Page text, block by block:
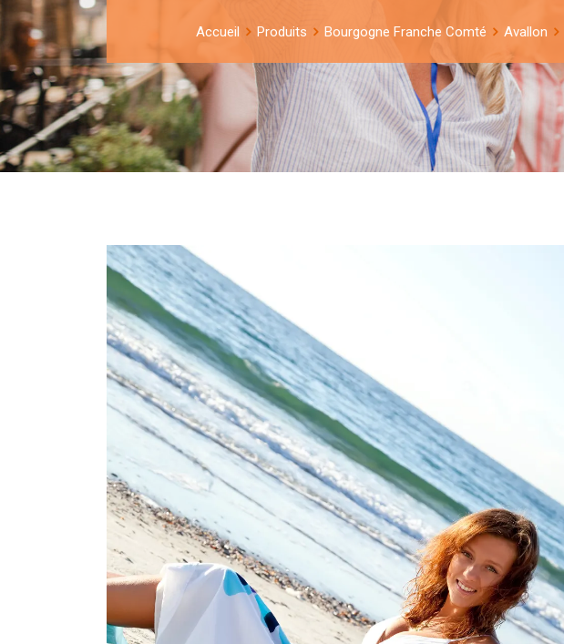
Accueil Produits Bourgogne Franche Comté Avallon